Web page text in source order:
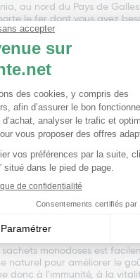
au nord du Pays de
le fer dont vous avez
riche en fer Ferrotone®
découverte il y a
riche en fer 100%
facilement assimilable
fournit 5 mg de fer
que moins de fer reste non
riche en fer.
. Ferrotone
au Pays de Galles.
un soutien au
monodoses est
pour améliorer le
donc à l'immunité, à la